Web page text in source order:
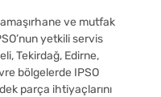
ve mutfak
yetkili servis
Tekirdağ, Edirne,
bölgelerde IPSO
parça ihtiyaçlarını